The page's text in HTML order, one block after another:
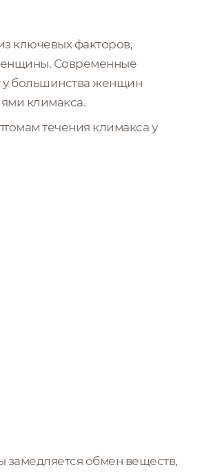
ключевых факторов,
Современные
у большинства женщин
климакса.
течения климакса у
обмен веществ,